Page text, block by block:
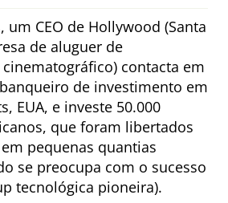
um CEO de Hollywood (Santa
de aluguer de
contacta em
de investimento em
EUA, e investe 50.000
que foram libertados
pequenas quantias
se preocupa com o sucesso
tecnológica pioneira).